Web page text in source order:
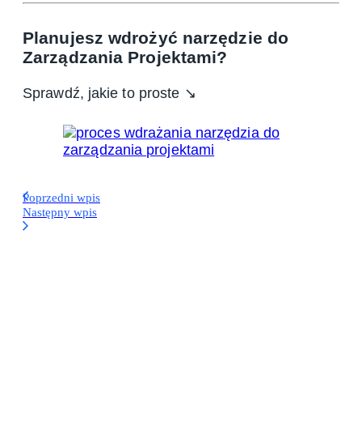
Planujesz wdrożyć narzędzie do
Zarządzania Projektami?
Sprawdź, jakie to proste ↘️
Poprzedni wpis
Następny wpis